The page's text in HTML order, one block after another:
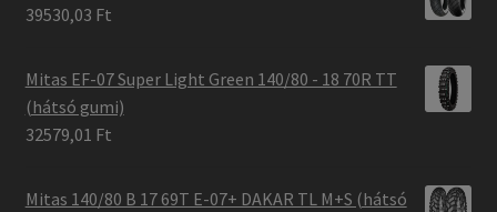
39530,03 Ft
Mitas EF-07 Super Light Green 140/80 - 18 70R TT
(hátsó gumi)
32579,01 Ft
Mitas 140/80 B 17 69T E-07+ DAKAR TL M+S (hátsó